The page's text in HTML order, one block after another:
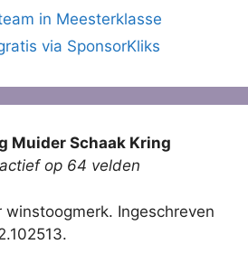
in Meesterklasse
via SponsorKliks
Muider Schaak Kring
op 64 velden
winstoogmerk. Ingeschreven